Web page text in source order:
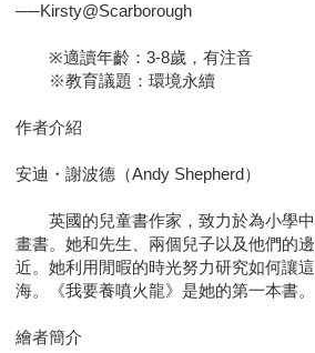
──Kirsty@Scarborough
※適讀年齡：3-8歲，有注音
※教育議題：環境永續
作者介紹
安迪・謝波德（Andy Shepherd）
英國的兒童書作家，致力於為小學中
畫書。她和先生、兩個兒子以及他們的
近。她利用閒暇的時光努力研究如何讓
海。《我要養噴火龍》是她的第一本書。
繪者簡介